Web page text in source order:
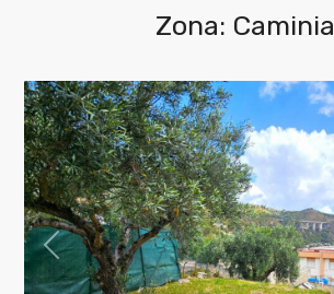
Zona: Caminia
SERVIZI
CONTATTI
Scegli
dove
cercare
Provincia
Comune